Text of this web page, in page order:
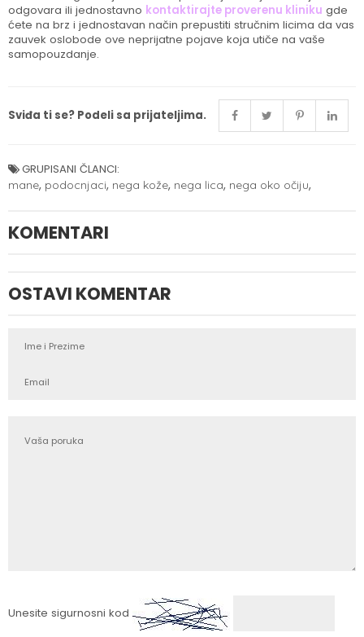
odgovara ili jednostavno kontaktirajte proverenu kliniku gde
ćete na brz i jednostavan način prepustiti stručnim licima da vas
zauvek oslobode ove neprijatne pojave koja utiče na vaše
samopouzdanje.
Sviđa ti se? Podeli sa prijateljima.
GRUPISANI ČLANCI:
mane, podocnjaci, nega kože, nega lica, nega oko očiju,
KOMENTARI
OSTAVI KOMENTAR
Unesite sigurnosni kod